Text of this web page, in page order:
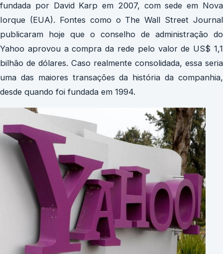
fundada por David Karp em 2007, com sede em Nova
Iorque (EUA). Fontes como o The Wall Street Journal
publicaram hoje que o conselho de administração do
Yahoo aprovou a compra da rede pelo valor de US$ 1,1
bilhão de dólares. Caso realmente consolidada, essa seria
uma das maiores transações da história da companhia,
desde quando foi fundada em 1994.